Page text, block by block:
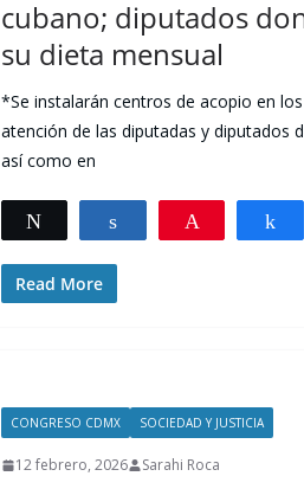
cubano; diputados
su dieta mensual
*Se instalarán centros de acopio en
atención de las diputadas y diputados
así como en
Read More
CONGRESO CDMX SOCIEDAD Y JUSTICIA
12 febrero, 2026 Sarahi Roca